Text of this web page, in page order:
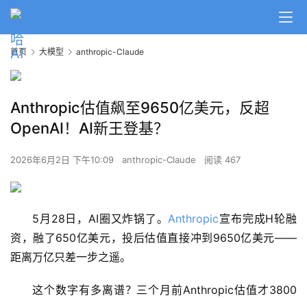
首页 大模型 anthropic-Claude
Anthropic估值飙至9650亿美元，反超
OpenAI！AI新王登基？
2026年6月2日 下午10:09 anthropic-Claude 阅读 467
5月28日，AI圈又炸锅了。Anthropic宣布完成H轮融
资，融了650亿美元，投后估值直接冲到9650亿美元——
距离万亿只差一步之遥。
这个数字有多离谱？三个月前Anthropic估值才3800